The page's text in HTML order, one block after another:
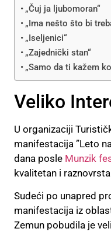
„Čuj ja ljubomoran“
„Ima nešto što bi
„Iseljenici“
„Zajednički stan“
„Samo da ti kažem
Veliko
U organizaciji
manifestacija ”Leto
dana posle Munzik
kvalitetan i
Sudeći po unapred
manifestacija iz
Zemun pobudila je